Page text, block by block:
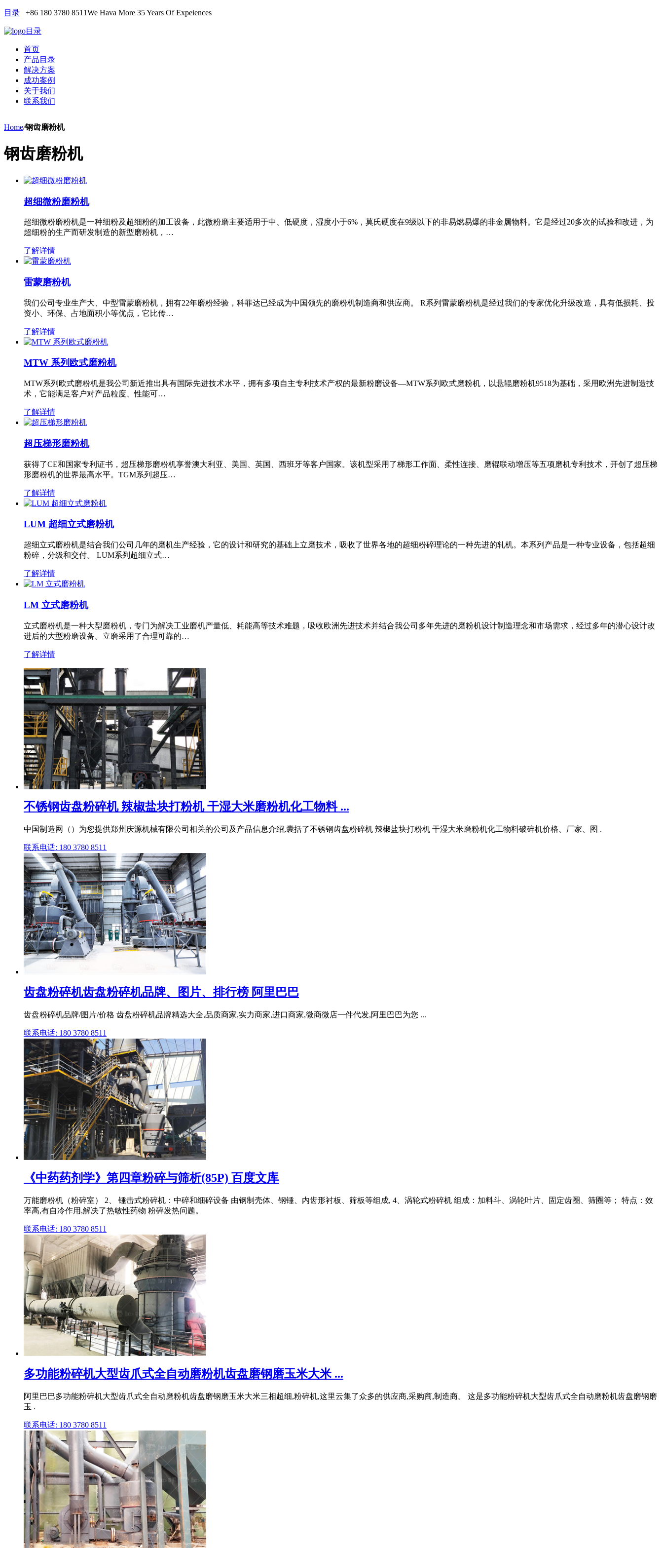
目录 +86 180 3780 8511We Hava More 35 Years Of Expeiences
目录
首页
产品目录
解决方案
成功案例
关于我们
联系我们
Home/钢齿磨粉机
钢齿磨粉机
超细微粉磨粉机
超细微粉磨粉机是一种细粉及超细粉的加工设备，此微粉磨主要适用于中、低硬度，湿度小于6%，莫氏硬度在9级以下的非易燃易爆的非金属物料。它是经过20多次的试验和改进，为
超细粉的生产而研发制造的新型磨粉机，…
了解详情
雷蒙磨粉机
我们公司专业生产大、中型雷蒙磨粉机，拥有22年磨粉经验，科菲达已经成为中国领先的磨粉机制造商和供应商。 R系列雷蒙磨粉机是经过我们的专家优化升级改造，具有低损耗、投
资小、环保、占地面积小等优点，它比传…
了解详情
MTW 系列欧式磨粉机
MTW系列欧式磨粉机是我公司新近推出具有国际先进技术水平，拥有多项自主专利技术产权的最新粉磨设备—MTW系列欧式磨粉机，以悬辊磨粉机9518为基础，采用欧洲先进制造技
术，它能满足客户对产品粒度、性能可…
了解详情
超压梯形磨粉机
获得了CE和国家专利证书，超压梯形磨粉机享誉澳大利亚、美国、英国、西班牙等客户国家。该机型采用了梯形工作面、柔性连接、磨辊联动增压等五项磨机专利技术，开创了超压梯
形磨粉机的世界最高水平。TGM系列超压…
了解详情
LUM 超细立式磨粉机
超细立式磨粉机是结合我们公司几年的磨机生产经验，它的设计和研究的基础上立磨技术，吸收了世界各地的超细粉碎理论的一种先进的轧机。本系列产品是一种专业设备，包括超细
粉碎，分级和交付。 LUM系列超细立式…
了解详情
LM 立式磨粉机
立式磨粉机是一种大型磨粉机，专门为解决工业磨机产量低、耗能高等技术难题，吸收欧洲先进技术并结合我公司多年先进的磨粉机设计制造理念和市场需求，经过多年的潜心设计改
进后的大型粉磨设备。立磨采用了合理可靠的…
了解详情
不锈钢齿盘粉碎机 辣椒盐块打粉机 干湿大米磨粉机化工物料 ...
中国制造网（）为您提供郑州庆源机械有限公司相关的公司及产品信息介绍,囊括了不锈钢齿盘粉碎机 辣椒盐块打粉机 干湿大米磨粉机化工物料破碎机价格、厂家、图 .
联系电话: 180 3780 8511
齿盘粉碎机齿盘粉碎机品牌、图片、排行榜 阿里巴巴
齿盘粉碎机品牌/图片/价格 齿盘粉碎机品牌精选大全,品质商家,实力商家,进口商家,微商微店一件代发,阿里巴巴为您 ...
联系电话: 180 3780 8511
《中药药剂学》第四章粉碎与筛析(85P) 百度文库
万能磨粉机（粉碎室） 2、 锤击式粉碎机：中碎和细碎设备 由钢制壳体、钢锤、内齿形衬板、筛板等组成, 4、涡轮式粉碎机 组成：加料斗、涡轮叶片、固定齿圈、筛圈等； 特点：效
率高,有自冷作用,解决了热敏性药物 粉碎发热问题。
联系电话: 180 3780 8511
多功能粉碎机大型齿爪式全自动磨粉机齿盘磨钢磨玉米大米 ...
阿里巴巴多功能粉碎机大型齿爪式全自动磨粉机齿盘磨钢磨玉米大米三相超细,粉碎机,这里云集了众多的供应商,采购商,制造商。 这是多功能粉碎机大型齿爪式全自动磨粉机齿盘磨钢磨
玉 .
联系电话: 180 3780 8511